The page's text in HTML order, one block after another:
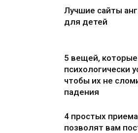
Лучшие сайты
для детей
5 вещей,
психологически
чтобы их не
падения
4 простых
позволят вам